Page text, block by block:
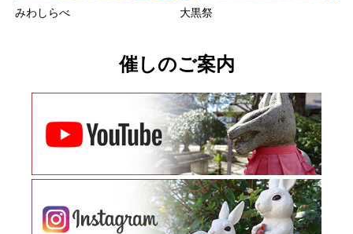
みわしらべ 大黒祭
催しのご案内